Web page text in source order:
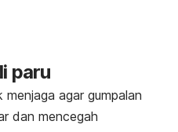
paru
agar gumpalan
dan mencegah